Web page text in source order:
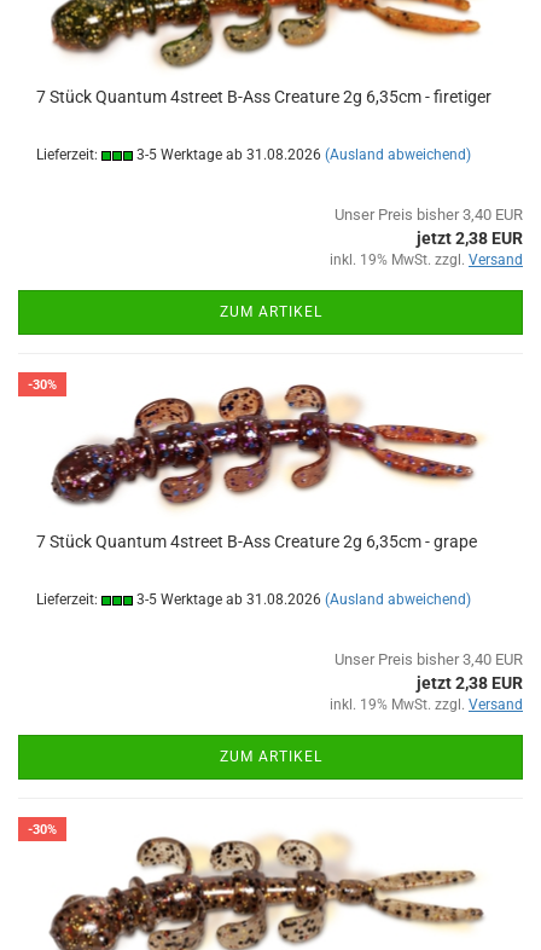
7 Stück Quantum 4street B-Ass Creature 2g 6,35cm - firetiger
Lieferzeit: 3-5 Werktage ab 31.08.2026 (Ausland abweichend)
Unser Preis bisher 3,40 EUR
jetzt 2,38 EUR
inkl. 19% MwSt. zzgl. Versand
ZUM ARTIKEL
-30%
7 Stück Quantum 4street B-Ass Creature 2g 6,35cm - grape
Lieferzeit: 3-5 Werktage ab 31.08.2026 (Ausland abweichend)
Unser Preis bisher 3,40 EUR
jetzt 2,38 EUR
inkl. 19% MwSt. zzgl. Versand
ZUM ARTIKEL
-30%